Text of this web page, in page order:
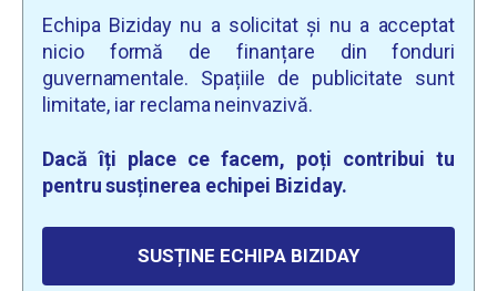
Echipa Biziday nu a solicitat și nu a acceptat
nicio formă de finanțare din fonduri
guvernamentale. Spațiile de publicitate sunt
limitate, iar reclama neinvazivă.
Dacă îți place ce facem, poți contribui tu
pentru susținerea echipei Biziday.
SUSȚINE ECHIPA BIZIDAY